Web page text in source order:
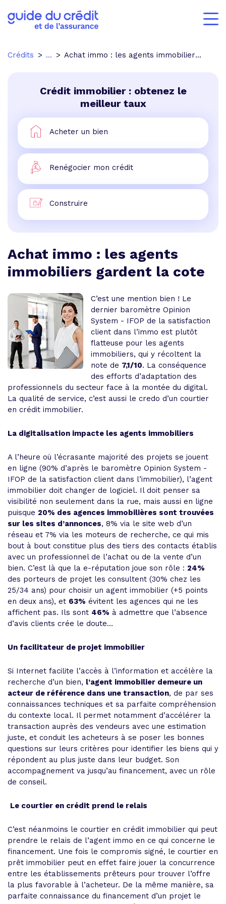
Crédits ... Achat immo : les agents immobiliers gardent la cote
Crédit immobilier : obtenez le
meilleur taux
Acheter un bien
Renégocier mon crédit
Construire
Achat immo : les agents
immobiliers gardent la cote
C’est une mention bien ! Le
dernier baromètre Opinion
System - IFOP de la satisfaction
client dans l’immo est plutôt
flatteuse pour les agents
immobiliers, qui y récoltent la
note de 7,1/10. La conséquence
des efforts d’adaptation des
professionnels du secteur face à la montée du digital.
La qualité de service, c’est aussi le credo d’un courtier
en crédit immobilier.
La digitalisation impacte les agents immobiliers
A l’heure où l’écrasante majorité des projets se jouent
en ligne (90% d’après le baromètre Opinion System -
IFOP de la satisfaction client dans l’immobilier), l’agent
immobilier doit changer de logiciel. Il doit penser sa
visibilité non seulement dans la rue, mais aussi en ligne
puisque 20% des agences immobilières sont trouvées
sur les sites d’annonces, 8% via le site web d’un
réseau et 7% via les moteurs de recherche, ce qui mis
bout à bout constitue plus des tiers des contacts établis
avec un professionnel de l’achat ou de la vente d’un
bien. C’est là que la e-réputation joue son rôle : 24%
des porteurs de projet les consultent (30% chez les
25/34 ans) pour choisir un agent immobilier (+5 points
en deux ans), et 63% évitent les agences qui ne les
affichent pas. Ils sont 46% à admettre que l’absence
d’avis clients crée le doute…
Un facilitateur de projet immobilier
Si Internet facilite l’accès à l’information et accélère la
recherche d’un bien, l’agent immobilier demeure un
acteur de référence dans une transaction, de par ses
connaissances techniques et sa parfaite compréhension
du contexte local. Il permet notamment d’accélérer la
transaction auprès des vendeurs avec une estimation
juste, et conduit les acheteurs à se poser les bonnes
questions sur leurs critères pour identifier les biens qui y
répondent au plus juste dans leur budget. Son
accompagnement va jusqu’au financement, avec un rôle
de conseil.
Le courtier en crédit prend le relais
C’est néanmoins le courtier en crédit immobilier qui peut
prendre le relais de l’agent immo en ce qui concerne le
financement. Une fois le compromis signé, le courtier en
prêt immobilier peut en effet faire jouer la concurrence
entre les établissements prêteurs pour trouver l’offre
la plus favorable à l’acheteur. De la même manière, sa
parfaite connaissance du financement d’un projet le